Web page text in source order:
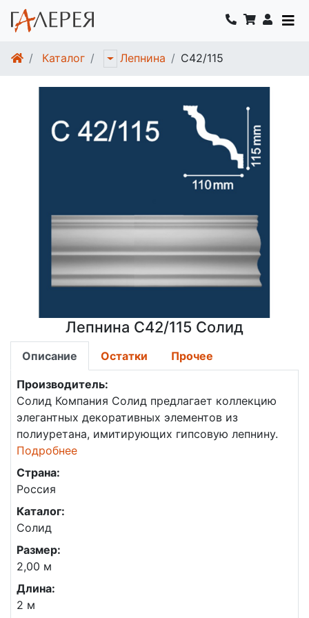
Каталог Лепнина C42/115
Лепнина C42/115 Солид
Описание Остатки Прочее
Производитель:
Солид Компания Солид предлагает коллекцию
элегантных декоративных элементов из
полиуретана, имитирующих гипсовую лепнину.
Подробнее
Страна:
Россия
Каталог:
Солид
Размер:
2,00 м
Длина:
2 м